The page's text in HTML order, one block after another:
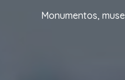
Monumentos,